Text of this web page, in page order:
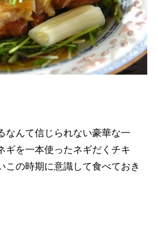
なんて信じられない豪華な一
ギを一本使ったネギだくチキ
この時期に意識して食べておき